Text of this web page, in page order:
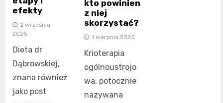
efekty
2 września
2025
Dieta dr
Dąbrowskiej,
znana również
jako post
kto powinien
z niej
skorzystać?
1 sierpnia 2025
Krioterapia
ogólnoustrojo
wa, potocznie
nazywana